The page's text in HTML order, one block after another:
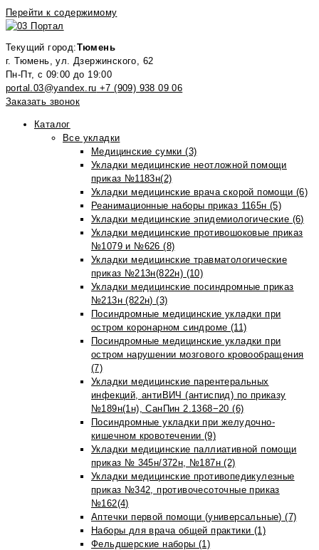
Перейти к содержимому
Текущий город:Тюмень
г. Тюмень, ул. Дзержинского, 62
Пн-Пт, с 09:00 до 19:00
portal.03@yandex.ru +7 (909) 938 09 06
Заказать звонок
Каталог
Все укладки
Медицинские сумки (3)
Укладки медицинские неотложной помощи
приказ №1183н(2)
Укладки медицинские врача скорой помощи (6)
Реанимационные наборы приказ 1165н (5)
Укладки медицинские эпидемиологические (6)
Укладки медицинские противошоковые приказ
№1079 и №626 (8)
Укладки медицинские травматологические
приказ №213н(822н) (10)
Укладки медицинские посиндромные приказ
№213н (822н) (3)
Посиндромные медицинские укладки при
остром коронарном синдроме (11)
Посиндромные медицинские укладки при
остром нарушении мозгового кровообращения
(7)
Укладки медицинские парентеральных
инфекций, антиВИЧ (антиспид) по приказу
№189н(1н), СанПин 2.1368−20 (6)
Посиндромные укладки при желудочно-
кишечном кровотечении (9)
Укладки медицинские паллиативной помощи
приказ № 345н/372н, №187н (2)
Укладки медицинские противопедикулезные
приказ №342, противочесоточные приказ
№162(4)
Аптечки первой помощи (универсальные) (7)
Наборы для врача общей практики (1)
Фельдшерские наборы (1)